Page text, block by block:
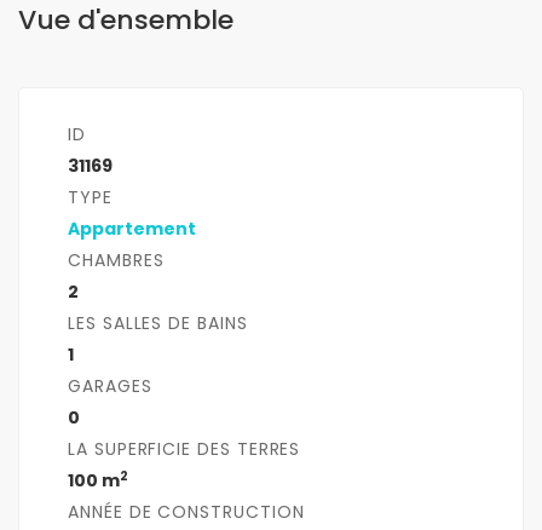
Vue d'ensemble
ID
31169
TYPE
Appartement
CHAMBRES
2
LES SALLES DE BAINS
1
GARAGES
0
LA SUPERFICIE DES TERRES
100 m2
ANNÉE DE CONSTRUCTION